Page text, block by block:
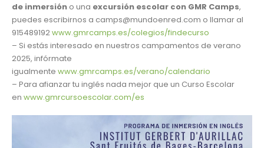
de inmersión o una excursión escolar con GMR Camps,
puedes escribirnos a camps@mundoenred.com o llamar al
915489192www.gmrcamps.es/colegios/findecurso
– Si estás interesado en nuestros campamentos de verano
2025, infórmate
igualmente www.gmrcamps.es/verano/calendario
– Para afianzar tu inglés nada mejor que un Curso Escolar
en www.gmrcursoescolar.com/es